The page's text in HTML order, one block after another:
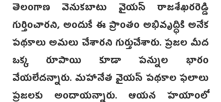
తెలంగాణ వెనుకబాటు వైయస్‌ రాజశేఖరరెడ్డి
గుర్తించారని, అందుకే ఈ ప్రాంతం అభివృద్ధికి అనేక
పథకాలు అమలు చేశారని గుర్తుచేశారు. ప్రజల మీద
ఒక్క రూపాయి కూడా పన్నుల భారం
వేయలేదన్నారు. మహానేత వైయస్‌ పథకాల ఫలాలు
ప్రజలకు అందాయన్నారు. ఆయన హయాంలో